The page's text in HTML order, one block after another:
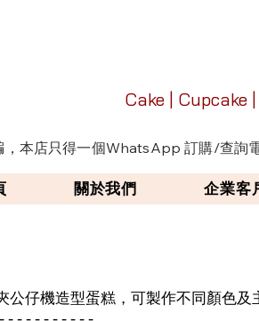
Cake | Cupcake
，本店只得一個WhatsApp 訂購/查詢
關於我們 企業客
仔機造型蛋糕，可製作不同顏色及